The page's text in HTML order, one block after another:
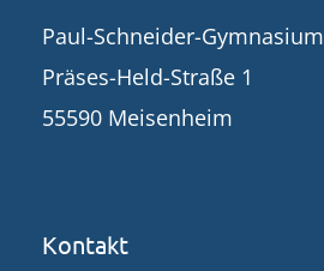
Paul-Schneider-Gymnasium
Präses-Held-Straße 1
55590 Meisenheim
Kontakt